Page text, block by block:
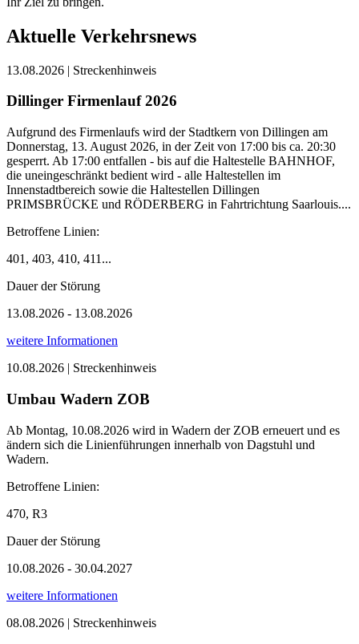
Aktuelle Verkehrsnews
13.08.2026 | Streckenhinweis
Dillinger Firmenlauf 2026
Aufgrund des Firmenlaufs wird der Stadtkern von Dillingen am
Donnerstag, 13. August 2026, in der Zeit von 17:00 bis ca. 20:30
gesperrt. Ab 17:00 entfallen - bis auf die Haltestelle BAHNHOF,
die uneingeschränkt bedient wird - alle Haltestellen im
Innenstadtbereich sowie die Haltestellen Dillingen
PRIMSBRÜCKE und RÖDERBERG in Fahrtrichtung Saarlouis....
Betroffene Linien:
401, 403, 410, 411...
Dauer der Störung
13.08.2026 - 13.08.2026
weitere Informationen
10.08.2026 | Streckenhinweis
Umbau Wadern ZOB
Ab Montag, 10.08.2026 wird in Wadern der ZOB erneuert und es
ändern sich die Linienführungen innerhalb von Dagstuhl und
Wadern.
Betroffene Linien:
470, R3
Dauer der Störung
10.08.2026 - 30.04.2027
weitere Informationen
08.08.2026 | Streckenhinweis